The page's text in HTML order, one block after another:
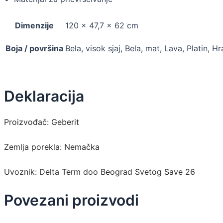
Dimenzije 120 × 47,7 × 62 cm
Boja / površina Bela, visok sjaj, Bela, mat, Lava, Platin,
Deklaracija
Proizvođač: Geberit
Zemlja porekla: Nemačka
Uvoznik: Delta Term doo Beograd Svetog Save 26
Povezani proizvodi